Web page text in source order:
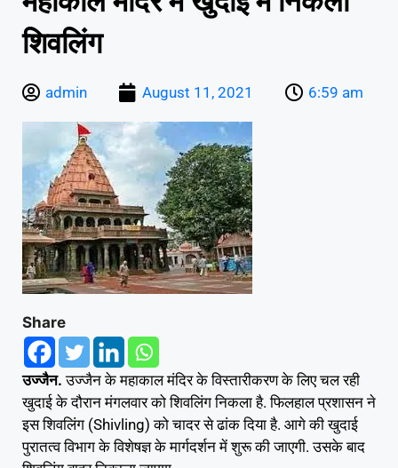
शिवलिंग
admin August 11, 2021 6:59 am
Share
उज्जैन. उज्जैन के महाकाल मंदिर के विस्तारीकरण के लिए चल रही
खुदाई के दौरान मंगलवार को शिवलिंग निकला है. फिलहाल प्रशासन ने
इस शिवलिंग (Shivling) को चादर से ढांक दिया है. आगे की खुदाई
पुरातत्व विभाग के विशेषज्ञ के मार्गदर्शन में शुरू की जाएगी. उसके बाद